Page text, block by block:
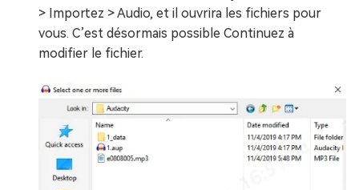
> Importez > Audio, et il ouvrira les fichiers pour
vous. C’est désormais possible Continuez à
modifier le fichier.